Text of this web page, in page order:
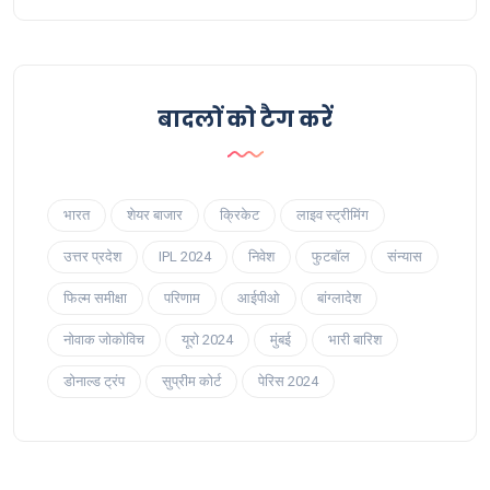
बादलों को टैग करें
भारत शेयर बाजार क्रिकेट लाइव स्ट्रीमिंग
उत्तर प्रदेश IPL 2024 निवेश फुटबॉल संन्यास
फिल्म समीक्षा परिणाम आईपीओ बांग्लादेश
नोवाक जोकोविच यूरो 2024 मुंबई भारी बारिश
डोनाल्ड ट्रंप सुप्रीम कोर्ट पेरिस 2024